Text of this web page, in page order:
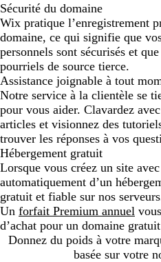
Sécurité du domaine
Wix pratique l’enregistrement
domaine, ce qui signifie que
personnels sont sécurisés et
pourriels de source tierce.
Assistance joignable à tout
Notre service à la clientèle se
pour vous aider. Clavardez
articles et visionnez des
trouver les réponses à vos
Hébergement gratuit
Lorsque vous créez un site
automatiquement d’un
gratuit et fiable sur nos
Un forfait Premium annuel
d’achat pour un domaine
Donnez du poids à votre
basée sur votre